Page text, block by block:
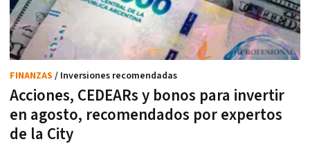
Acciones, CEDEARs y bonos para invertir
en agosto, recomendados por expertos
de la City
FINANZAS / Inversiones recomendadas